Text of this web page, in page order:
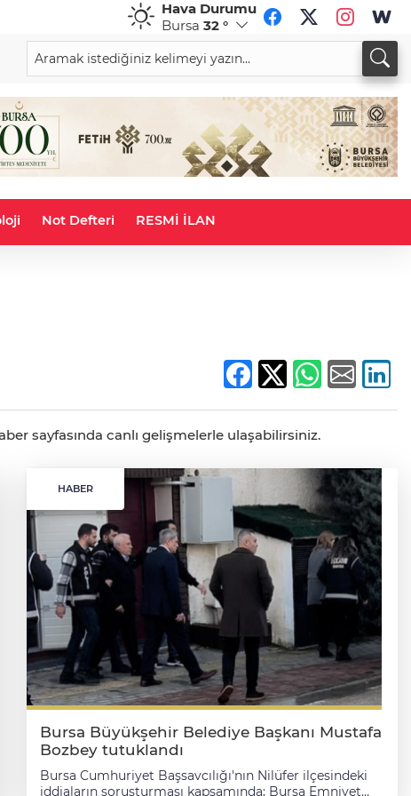
Hava Durumu
Bursa 32 °
CHF
59,0083%0,82
34,1883
Not Defteri RESMİ İLAN
sayfasında canlı gelişmelerle ulaşabilirsiniz.
HABER
Bursa Büyükşehir Belediye Başkanı Mustafa
Bozbey tutuklandı
Bursa Cumhuriyet Başsavcılığı'nın Nilüfer ilçesindeki
iddiaların soruşturması kapsamında; Bursa Emniyet